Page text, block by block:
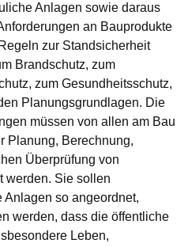
Anlagen sowie daraus
an Bauprodukte
zur Standsicherheit
Brandschutz, zum
zum Gesundheitsschutz,
Planungsgrundlagen. Die
müssen von allen am Bau
Planung, Berechnung,
Überprüfung von
werden. Sie sollen
so angeordnet,
werden, dass die öffentliche
Leben,